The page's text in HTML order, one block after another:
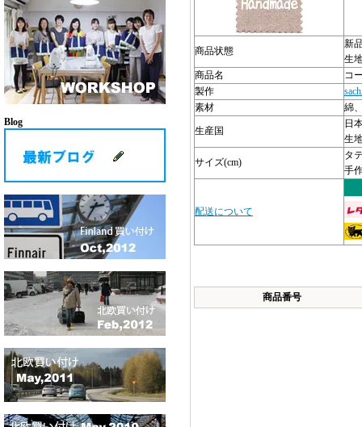
Blog
商品状態
新
生
商品名
コ
製作
素材
綿
生産国
日
生
サイズ(cm)
タ
手
配送について
商品番号